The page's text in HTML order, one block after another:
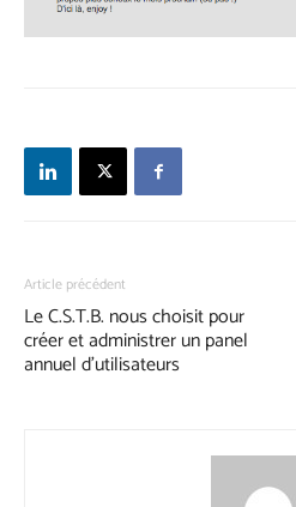
Article précédent
Le C.S.T.B. nous choisit pour
créer et administrer un panel
annuel d’utilisateurs